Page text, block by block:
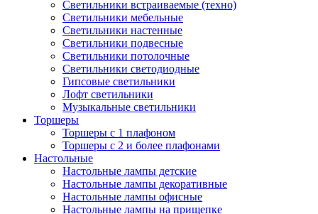
Светильники встраиваемые (техно)
Светильники мебельные
Светильники настенные
Светильники подвесные
Светильники потолочные
Светильники светодиодные
Гипсовые светильники
Лофт светильники
Музыкальные светильники
Торшеры
Торшеры с 1 плафоном
Торшеры с 2 и более плафонами
Настольные
Настольные лампы детские
Настольные лампы декоративные
Настольные лампы офисные
Настольные лампы на прищепке